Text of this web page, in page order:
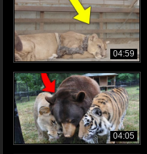
04:59
04:05